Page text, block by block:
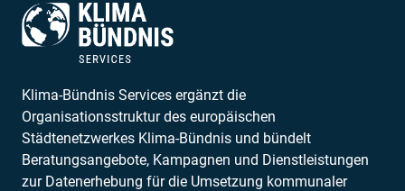
Klima-Bündnis Services ergänzt die
Organisationsstruktur des europäischen
Städtenetzwerkes Klima-Bündnis und bündelt
Beratungsangebote, Kampagnen und Dienstleistungen
zur Datenerhebung für die Umsetzung kommunaler